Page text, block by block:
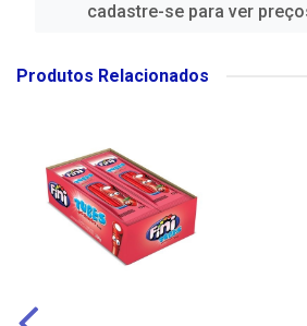
cadastre-se para ver
Produtos Relacionados